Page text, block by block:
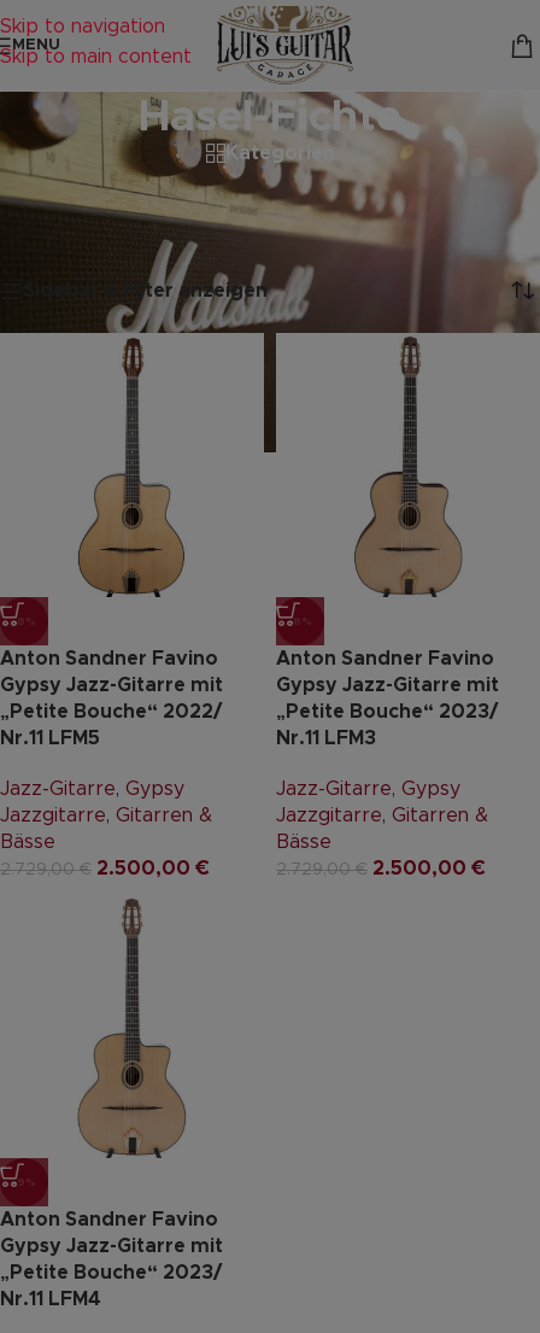
Skip to navigation
Skip to main content
MENU
Hasel-Fichte
Kategorien
Startseite
Produkte verschlagwortet mit „Hasel-Fichte“
Alle 3 Ergebnisse werden angezeigt
Sidebar & Filter anzeigen
-8%
Anton Sandner Favino
Gypsy Jazz-Gitarre mit
„Petite Bouche“ 2022/
Nr.11 LFM5
Jazz-Gitarre, Gypsy
Jazzgitarre, Gitarren &
Bässe
2.729,00€ 2.500,00 €
-8%
Anton Sandner Favino
Gypsy Jazz-Gitarre mit
„Petite Bouche“ 2023/
Nr.11 LFM3
Jazz-Gitarre, Gypsy
Jazzgitarre, Gitarren &
Bässe
2.729,00€ 2.500,00 €
-9%
Anton Sandner Favino
Gypsy Jazz-Gitarre mit
„Petite Bouche“ 2023/
Nr.11 LFM4